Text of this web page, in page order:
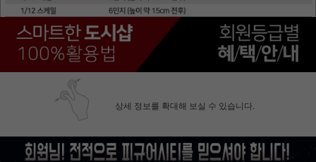
상세 정보를 확대해 보실 수 있습니다.